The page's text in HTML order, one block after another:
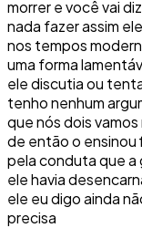
morrer e você vai
nada fazer assim
nos tempos
uma forma
ele discutia ou
tenho nenhum
que nós dois
de então o ensinou
pela conduta que a
ele havia
ele eu digo ainda
precisa